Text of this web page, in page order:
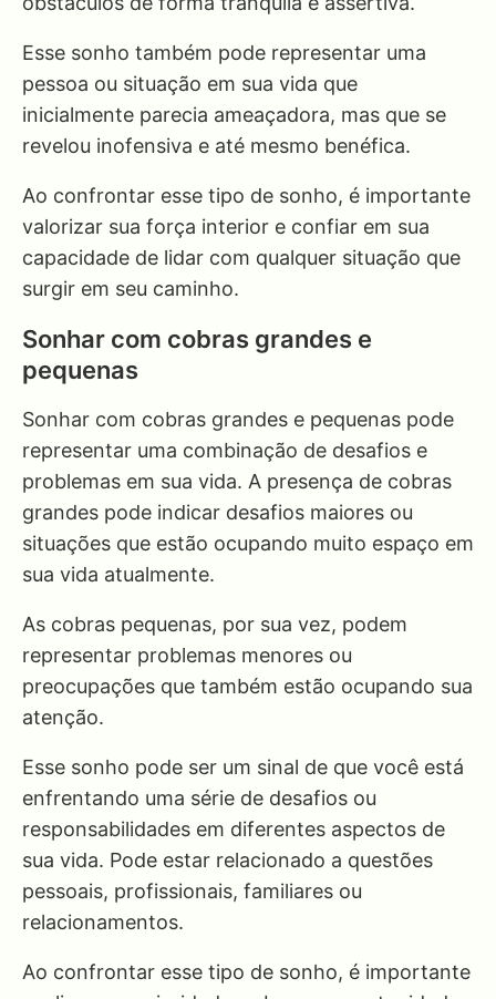
Esse sonho também pode representar uma
pessoa ou situação em sua vida que
inicialmente parecia ameaçadora, mas que se
revelou inofensiva e até mesmo benéfica.
Ao confrontar esse tipo de sonho, é importante
valorizar sua força interior e confiar em sua
capacidade de lidar com qualquer situação que
surgir em seu caminho.
Sonhar com cobras grandes e
pequenas
Sonhar com cobras grandes e pequenas pode
representar uma combinação de desafios e
problemas em sua vida. A presença de cobras
grandes pode indicar desafios maiores ou
situações que estão ocupando muito espaço em
sua vida atualmente.
As cobras pequenas, por sua vez, podem
representar problemas menores ou
preocupações que também estão ocupando sua
atenção.
Esse sonho pode ser um sinal de que você está
enfrentando uma série de desafios ou
responsabilidades em diferentes aspectos de
sua vida. Pode estar relacionado a questões
pessoais, profissionais, familiares ou
relacionamentos.
Ao confrontar esse tipo de sonho, é importante